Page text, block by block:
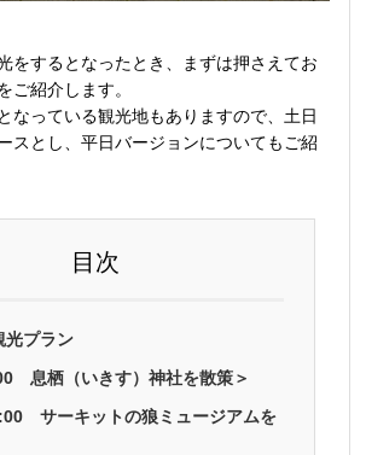
をするとなったとき、まずは押さえてお
ご紹介します。
なっている観光地もありますので、土日
スとし、平日バージョンについてもご紹
目次
光プラン
息栖（いきす）神社を散策＞
サーキットの狼ミュージアムを